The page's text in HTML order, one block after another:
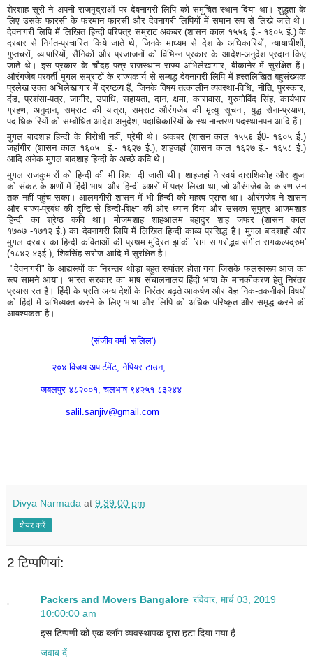
शेरशाह सूरी ने अपनी राजमुद्राओं पर देवनागरी लिपि को समुचित स्थान दिया था। शुद्धता के
लिए उसके फारसी के फरमान फारसी और देवनागरी लिपियों में समान रूप से लिखे जाते थे।
देवनागरी लिपि में लिखित हिन्दी परिपत्र सम्राट अकबर (शासन काल १५५६ ई.- १६०५ ई.) के
दरबार से निर्गत-प्रचारित किये जाते थे, जिनके माध्यम से देश के अधिकारियों, न्यायाधीशों,
गुप्तचरों, व्यापारियों, सैनिकों और प्रजाजनों को विभिन्न प्रकार के आदेश-अनुदेश प्रदान किए
जाते थे। इस प्रकार के चौदह पत्र राजस्थान राज्य अभिलेखागार, बीकानेर में सुरक्षित हैं।
औरंगजेब परवर्ती मुगल सम्राटों के राज्यकार्य से सम्बद्ध देवनागरी लिपि में हस्तलिखित बहुसंख्यक
प्रलेख उक्त अभिलेखागार में द्रष्टव्य हैं, जिनके विषय तत्कालीन व्यवस्था-विधि, नीति, पुरस्कार,
दंड, प्रशंसा-पत्र, जागीर, उपाधि, सहायता, दान, क्षमा, कारावास, गुरुगोविंद सिंह, कार्यभार
ग्रहण, अनुदान, सम्राट की यात्रा, सम्राट औरंगजेब की मृत्यु सूचना, युद्ध सेना-प्रयाण,
पदाधिकारियों को सम्बोधित आदेश-अनुदेश, पदाधिकारियों के स्थानान्तरण-पदस्थानपन आदि हैं।
मुगल बादशाह हिन्दी के विरोधी नहीं, प्रेमी थे। अकबर (शासन काल १५५६ ई0- १६०५ ई.)
जहांगीर (शासन काल १६०५ ई.- १६२७ ई.), शाहजहां (शासन काल १६२७ ई.- १६५८ ई.)
आदि अनेक मुगल बादशाह हिन्दी के अच्छे कवि थे।
मुगल राजकुमारों को हिन्दी की भी शिक्षा दी जाती थी। शाहजहां ने स्वयं दाराशिकोह और शुजा
को संकट के क्षणों में हिंदी भाषा और हिन्दी अक्षरों में पत्र लिखा था, जो औरंगजेब के कारण उन
तक नहीं पहुंच सका। आलमगीरी शासन में भी हिन्दी को महत्व प्राप्त था। औरंगजेब ने शासन
और राज्य-प्रबंध की दृष्टि से हिन्दी-शिक्षा की ओर ध्यान दिया और उसका सुपुत्र आजमशाह
हिन्दी का श्रेष्ठ कवि था। मोजमशाह शाहआलम बहादुर शाह जफर (शासन काल
१७०७ -१७१२ ई.) का देवनागरी लिपि में लिखित हिन्दी काव्य प्रसिद्ध है। मुगल बादशाहों और
मुगल दरबार का हिन्दी कविताओं की प्रथम मुद्रित झांकी 'राग सागरोद्भव संगीत रागकल्पद्रुम'
(१८४२-४३ई.), शिवसिंह सरोज आदि में सुरक्षित है।
"देवनागरी" के आद्यरूपों का निरन्तर थोड़ा बहुत रूपांतर होता गया जिसके फलस्वरूप आज का
रूप सामने आया। भारत सरकार का भाष संचालनालय हिंदी भाषा के मानकीकरण हेतु निरंतर
प्रयास रत है। हिंदी के प्रति अन्य देशों के निरंतर बढ़ते आकर्षण और वैज्ञानिक-तकनीकी विषयों
को हिंदी में अभिव्यक्त करने के लिए भाषा और लिपि को अधिक परिष्कृत और समृद्ध करने की
आवश्यकता है।
(संजीव वर्मा 'सलिल')
२०४ विजय अपार्टमेंट, नेपियर टाउन,
जबलपुर ४८२००१, चलभाष ९४२५१ ८३२४४
salil.sanjiv@gmail.com
Divya Narmada at 9:39:00 pm
शेयर करें
2 टिप्‍पणियां:
Packers and Movers Bangalore रविवार, मार्च 03, 2019
10:00:00 am
इस टिप्पणी को एक ब्लॉग व्यवस्थापक द्वारा हटा दिया गया है.
जवाब दें